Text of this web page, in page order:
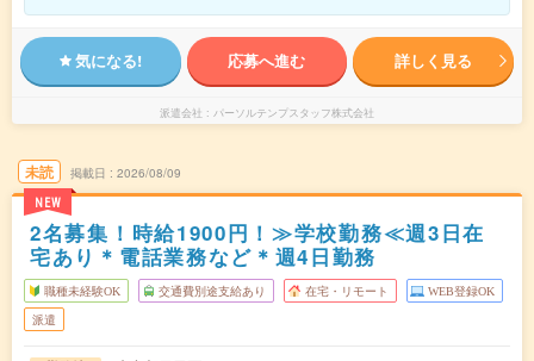
気になる! 応募へ進む 詳しく見る
派遣会社 パーソルテンプスタッフ株式会社
未読
NEW
掲載日 2026/08/09
2名募集！時給1900円！≫学校勤務≪週3日在
宅あり＊電話業務など＊週4日勤務
職種未経験OK 交通費別途支給あり 在宅・リモート WEB登録OK
派遣